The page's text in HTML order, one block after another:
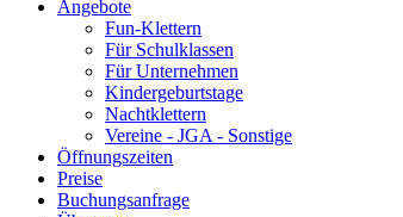
Angebote
Fun-Klettern
Für Schulklassen
Für Unternehmen
Kindergeburtstage
Nachtklettern
Vereine - JGA - Sonstige
Öffnungszeiten
Preise
Buchungsanfrage